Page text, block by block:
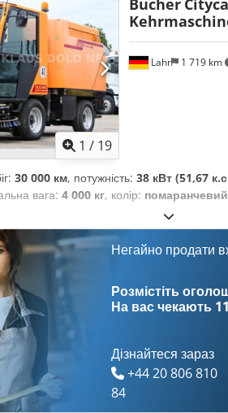
1 / 19
Lahr 1 719 km
Bucher
30 000 км, потужність: 38 кВт (51,67
вага: 4 000 кг, колір: помаранчевий
Негайно продати
Розмістіть
На вас чекають
Дізнайтеся зараз
+44 20 806 810
84